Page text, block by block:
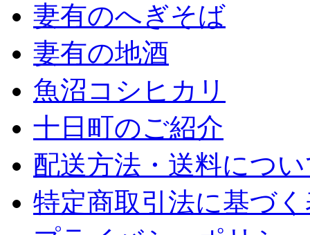
妻有のへぎそば
妻有の地酒
魚沼コシヒカリ
十日町のご紹介
配送方法・送料につ
特定商取引法に基づ